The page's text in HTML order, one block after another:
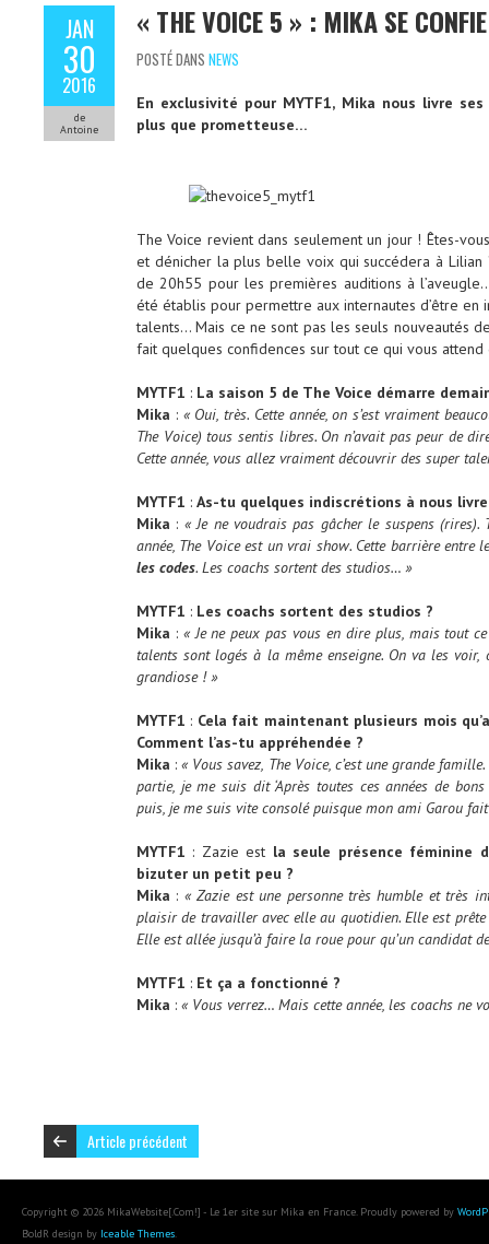
JAN
30
2016
de
Antoine
« THE VOICE 5 » : MIKA SE
POSTÉ DANS NEWS
En exclusivité pour MYTF1, Mika nous livre
plus que prometteuse…
The Voice revient dans seulement un jour ! Êtes-
et dénicher la plus belle voix qui succédera à
de 20h55 pour les premières auditions à
été établis pour permettre aux internautes d’être en
talents… Mais ce ne sont pas les seuls nouveautés
fait quelques confidences sur tout ce qui vous
MYTF1 : La saison 5 de The Voice démarre
Mika : « Oui, très. Cette année, on s’est vraiment
The Voice) tous sentis libres. On n’avait pas peur de
Cette année, vous allez vraiment découvrir des super
MYTF1 : As-tu quelques indiscrétions à nous
Mika : « Je ne voudrais pas gâcher le suspens (rires).
année, The Voice est un vrai show. Cette barrière
les codes. Les coachs sortent des studios… »
MYTF1 : Les coachs sortent des studios ?
Mika : « Je ne peux pas vous en dire plus, mais tout
talents sont logés à la même enseigne. On va les voir,
grandiose ! »
MYTF1 : Cela fait maintenant plusieurs mois
Comment l’as-tu appréhendée ?
Mika :« Vous savez, The Voice, c’est une grande
partie, je me suis dit ‘Après toutes ces années de
puis, je me suis vite consolé puisque mon ami Garou
MYTF1 : Zazie est la seule présence féminine
bizuter un petit peu ?
Mika : « Zazie est une personne très humble et très
plaisir de travailler avec elle au quotidien. Elle est
Elle est allée jusqu’à faire la roue pour qu’un candidat
MYTF1 : Et ça a fonctionné ?
Mika : « Vous verrez… Mais cette année, les coachs ne
Article précédent
Copyright © 2026 MikaWebsite[.Com!] - Le 1er site sur Mika en France. Proudly powered by
BoldR design by Iceable Themes.